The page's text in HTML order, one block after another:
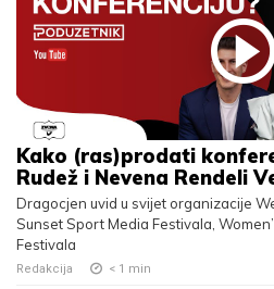
Kako (ras)prodati
Rudež i Nevena Rendeli
Dragocjen uvid u svijet organizacije
Sunset Sport Media Festivala,
Festivala
Redakcija < 1 min